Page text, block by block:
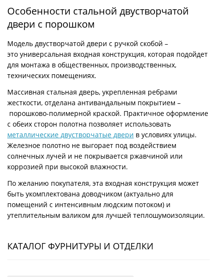
Особенности стальной двустворчатой
двери с порошком
Модель двустворчатой двери с ручкой скобой –
это универсальная входная конструкция, которая подойдет
для монтажа в общественных, производственных,
технических помещениях.
Массивная стальная дверь, укрепленная ребрами
жесткости, отделана антивандальным покрытием –
порошково-полимерной краской. Практичное оформление
с обеих сторон полотна позволяет использовать
металлические двустворчатые двери в условиях улицы.
Железное полотно не выгорает под воздействием
солнечных лучей и не покрывается ржавчиной или
коррозией при высокой влажности.
По желанию покупателя, эта входная конструкция может
быть укомплектована доводчиком (актуально для
помещений с интенсивным людским потоком) и
утеплительным валиком для лучшей теплошумоизоляции.
КАТАЛОГ ФУРНИТУРЫ И ОТДЕЛКИ